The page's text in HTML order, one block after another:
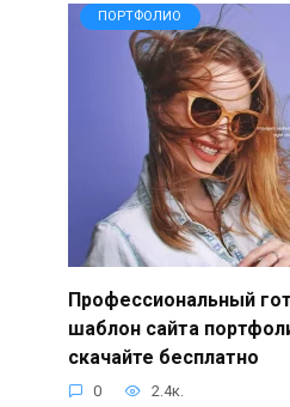
ПОРТФОЛИО
Профессиональный
шаблон сайта
скачайте бесплатно
0 2.4к.